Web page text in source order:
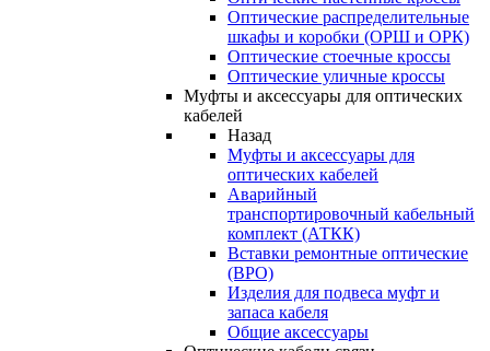
Оптические распределительные
шкафы и коробки (ОРШ и ОРК)
Оптические стоечные кроссы
Оптические уличные кроссы
Муфты и аксессуары для оптических
кабелей
Назад
Муфты и аксессуары для
оптических кабелей
Аварийный
транспортировочный кабельный
комплект (АТКК)
Вставки ремонтные оптические
(ВРО)
Изделия для подвеса муфт и
запаса кабеля
Общие аксессуары